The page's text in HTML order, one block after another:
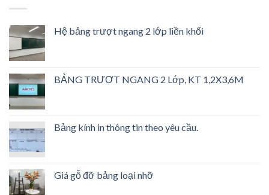
Hệ bảng trượt ngang 2 lớp liền khối
BẢNG TRƯỢT NGANG 2 Lớp, KT 1,2X3,6M
Bảng kính in thông tin theo yêu cầu.
Giá gỗ đỡ bảng loại nhỡ